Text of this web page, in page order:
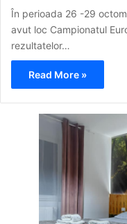
În perioada 26 -29
avut loc Campionatul
rezultatelor…
Read More »